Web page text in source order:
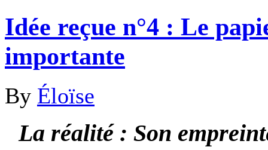
Idée reçue n°4 : Le
importante
By Éloïse
La réalité : Son